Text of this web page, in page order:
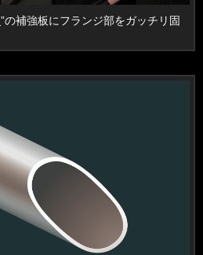
”の補強板にフランジ部をガッチリ固